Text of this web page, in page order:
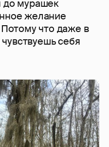
до мурашек
желание
что даже в
себя